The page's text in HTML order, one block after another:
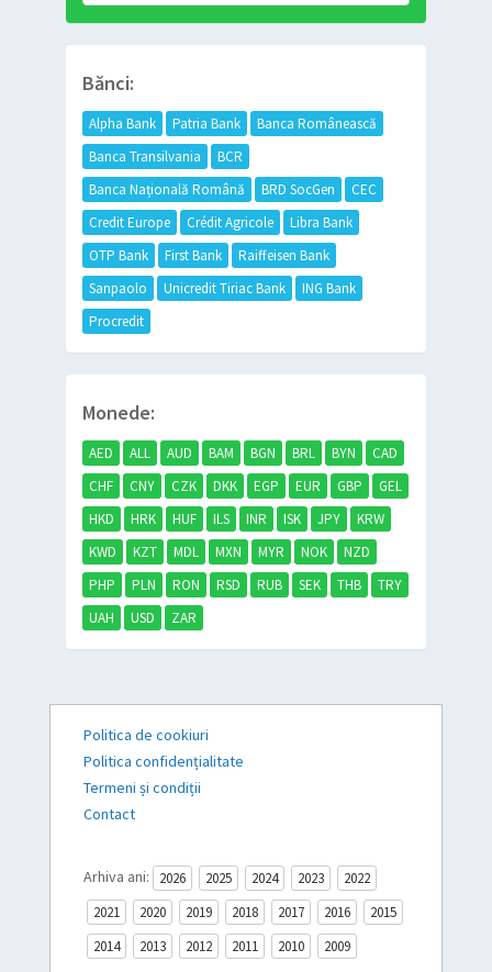
Bănci:
Alpha Bank Patria Bank
Banca Românească
Banca Transilvania
BCR
Banca Națională Română
BRD SocGen
CEC
Credit Europe
Crédit Agricole
Libra Bank
OTP Bank
First Bank
Raiffeisen Bank
Sanpaolo
Unicredit Tiriac Bank
ING Bank
Procredit
Monede:
AED ALL AUD BAM BGN BRL BYN
CAD
CHF
CNY CZK DKK EGP EUR GBP
GEL
HKD
HRK HUF ILS INR ISK JPY
KRW
KWD
KZT MDL MXN MYR NOK
NZD
PHP
PLN RON RSD RUB SEK THB
TRY
UAH
USD ZAR
Politica de cookiuri
Politica confidențialitate
Termeni și condiții
Contact
Arhiva ani: 2026 2025 2024 2023
2022
2021
2020 2019 2018 2017 2016
2015
2014
2013 2012 2011 2010 2009